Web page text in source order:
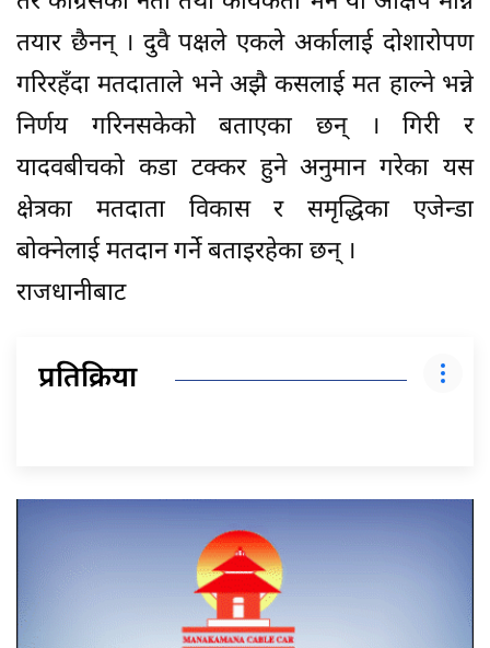
तयार छैनन् । दुवै पक्षले एकले अर्कालाई दोशारोपण
गरिरहँदा मतदाताले भने अझै कसलाई मत हाल्ने भन्ने
निर्णय गरिनसकेको बताएका छन् । गिरी र
यादवबीचको कडा टक्कर हुने अनुमान गरेका यस
क्षेत्रका मतदाता विकास र समृद्धिका एजेन्डा
बोक्नेलाई मतदान गर्ने बताइरहेका छन् ।
राजधानीबाट
प्रतिक्रिया